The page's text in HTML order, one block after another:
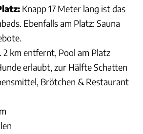
Knapp 17 Meter lang ist das
Ebenfalls am Platz: Sauna
2 km entfernt, Pool am Platz
erlaubt, zur Hälfte Schatten
Brötchen & Restaurant